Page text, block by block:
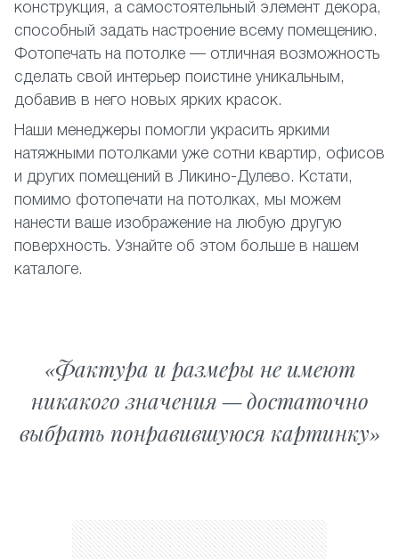
конструкция, а самостоятельный элемент декора,
способный задать настроение всему помещению.
Фотопечать на потолке — отличная возможность
сделать свой интерьер поистине уникальным,
добавив в него новых ярких красок.
Наши менеджеры помогли украсить яркими
натяжными потолками уже сотни квартир, офисов
и других помещений в Ликино-Дулево. Кстати,
помимо фотопечати на потолках, мы можем
нанести ваше изображение на любую другую
поверхность. Узнайте об этом больше в нашем
каталоге.
Фактура и размеры не имеют
никакого значения — достаточно
выбрать понравившуюся картинку